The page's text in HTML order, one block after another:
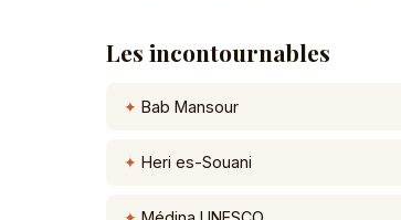
Les incontournables
Bab Mansour
Heri es-Souani